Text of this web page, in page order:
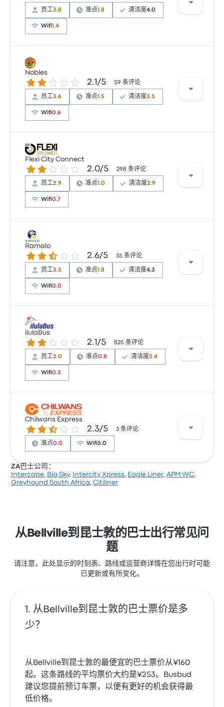
价为 ¥179 起
员工3.8 准点1.8 清洁度4.0
Wifi1.4
根据 132 条评论，该公司在 Busbud 上被评为 2.9 颗星。
旅客对 车票资源 和 清洁度 特别满意，但对 无线上网 经
常有所抱怨。 Mavumisa Transport 在此路线提供的票
价为 ¥261 起
Nobles
2.1 / 5 星 2.1/5 59 条评论
员工3.6 准点1.5 清洁度3.5
Wifi0.6
根据 59 条评论，该公司在 Busbud 上被评为 2.1 颗星。
旅客对 车票资源 和 员工 特别满意，但对 无线上网 经常
有所抱怨。 Nobles 在此路线提供的票价为 ¥203 起
Flexi City Connect
2.0 / 5 星 2.0/5 298 条评论
员工2.9 准点1.0 清洁度2.9
Wifi0.7
根据 298 条评论，该公司在 Busbud 上被评为 2 颗星。
旅客对 车票资源 和 员工 特别满意，但对 无线上网 经常
有所抱怨。 Flexi City Connect 在此路线提供的票价为
¥196 起
Ramalo
2.6 / 5 星 2.6/5 35 条评论
员工3.5 准点1.8 清洁度4.3
Wifi0.0
根据 35 条评论，该公司在 Busbud 上被评为 2.6 颗星。
旅客对 清洁度 和 车票资源 特别满意，但对 无线上网 经
常有所抱怨。 Ramalo 在此路线提供的票价为 ¥216 起
ilulaBus
2.1 / 5 星 2.1/5 825 条评论
员工2.0 准点0.8 清洁度2.4
Wifi0.3
根据 17 条评论，ilulaBus 提供的本行程被评为 1.4 颗星。
旅客对 电源插座 和 温度 特别满意，但也有旅客抱怨 出
发地点。 ilulaBus 在此路线提供的票价为 ¥291 起
Chilwans Express
2.3 / 5 星 2.3/5 3 条评论
准点0.0 Wifi5.0
根据 3 条评论，该公司在 Busbud 上被评为 2.3 颗星。旅
ZA巴士公司：
Intercape, Big Sky, Intercity Xpress, Eagle Liner,APM WC,
Greyhound South Africa,Citiliner
从Bellville到昆士敦的巴士出行常见问
题
请注意，此处显示的时刻表、路线或运营商详情在您出行时可能
已更新或有所变化。
从Bellville到昆士敦的巴士票价是多
少？
从Bellville到昆士敦的最便宜的巴士票价从¥160
起。这条路线的平均票价大约是¥253。Busbud
建议您提前预订车票，以便有更好的机会获得最
低价格。